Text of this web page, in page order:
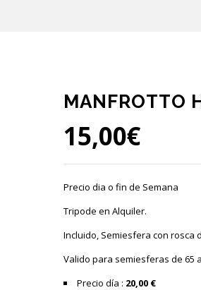
MANFROTTO
15,00€
Precio dia o fin de Semana
Tripode en Alquiler.
Incluido, Semiesfera con rosca
Valido para semiesferas de 65
Precio día : 20,00 €